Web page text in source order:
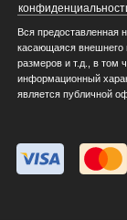
Вся предоставленная
касающаяся внешнего
размеров и т.д., в том
информационный
является публичной